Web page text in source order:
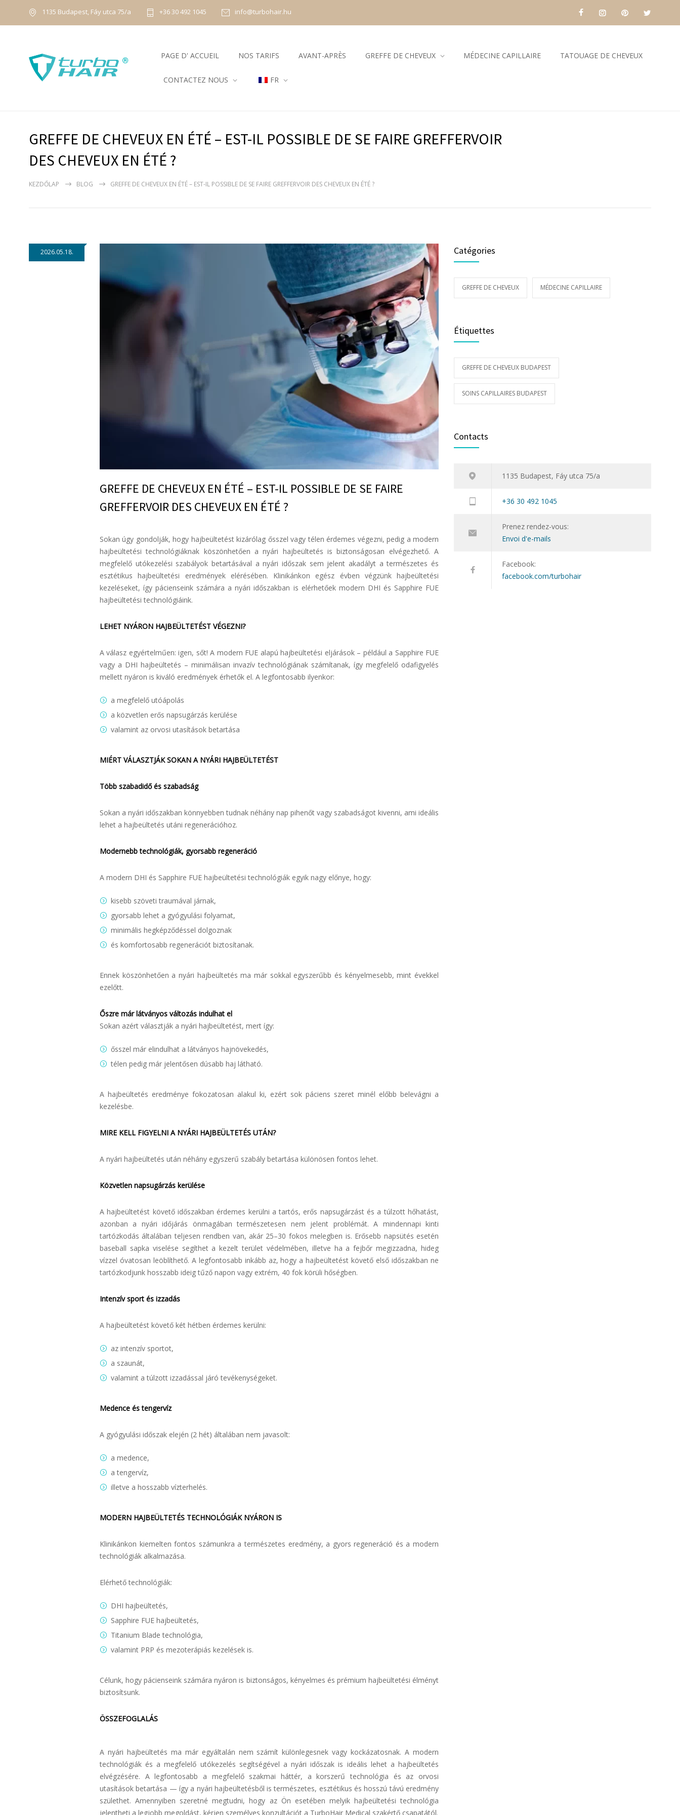
1135 Budapest, Fáy utca 75/a +36 30 492 1045 info@turbohair.hu
PAGE D' ACCUEIL NOS TARIFS AVANT-APRÈS GREFFE DE CHEVEUX MÉDECINE CAPILLAIRE TATOUAGE DE CHEVEUX
CONTACTEZ NOUS FR
GREFFE DE CHEVEUX EN ÉTÉ – EST-IL POSSIBLE DE SE FAIRE GREFFERVOIR
DES CHEVEUX EN ÉTÉ ?
KEZDŐLAP BLOG GREFFE DE CHEVEUX EN ÉTÉ – EST-IL POSSIBLE DE SE FAIRE GREFFERVOIR DES CHEVEUX EN ÉTÉ ?
2026.05.18.
GREFFE DE CHEVEUX EN ÉTÉ – EST-IL POSSIBLE DE SE FAIRE
GREFFERVOIR DES CHEVEUX EN ÉTÉ ?
Sokan úgy gondolják, hogy hajbeültetést kizárólag ősszel vagy télen érdemes végezni, pedig a modern
hajbeültetési technológiáknak köszönhetően a nyári hajbeültetés is biztonságosan elvégezhető. A
megfelelő utókezelési szabályok betartásával a nyári időszak sem jelent akadályt a természetes és
esztétikus hajbeültetési eredmények elérésében. Klinikánkon egész évben végzünk hajbeültetési
kezeléseket, így pácienseink számára a nyári időszakban is elérhetőek modern DHI és Sapphire FUE
hajbeültetési technológiáink.
LEHET NYÁRON HAJBEÜLTETÉST VÉGEZNI?
A válasz egyértelműen: igen, sőt! A modern FUE alapú hajbeültetési eljárások – például a Sapphire FUE
vagy a DHI hajbeültetés – minimálisan invazív technológiának számítanak, így megfelelő odafigyelés
mellett nyáron is kiváló eredmények érhetők el. A legfontosabb ilyenkor:
a megfelelő utóápolás
a közvetlen erős napsugárzás kerülése
valamint az orvosi utasítások betartása
MIÉRT VÁLASZTJÁK SOKAN A NYÁRI HAJBEÜLTETÉST
Több szabadidő és szabadság
Sokan a nyári időszakban könnyebben tudnak néhány nap pihenőt vagy szabadságot kivenni, ami ideális
lehet a hajbeültetés utáni regenerációhoz.
Modernebb technológiák, gyorsabb regeneráció
A modern DHI és Sapphire FUE hajbeültetési technológiák egyik nagy előnye, hogy:
kisebb szöveti traumával járnak,
gyorsabb lehet a gyógyulási folyamat,
minimális hegképződéssel dolgoznak
és komfortosabb regenerációt biztosítanak.
Ennek köszönhetően a nyári hajbeültetés ma már sokkal egyszerűbb és kényelmesebb, mint évekkel
ezelőtt.
Őszre már látványos változás indulhat el
Sokan azért választják a nyári hajbeültetést, mert így:
ősszel már elindulhat a látványos hajnövekedés,
télen pedig már jelentősen dúsabb haj látható.
A hajbeültetés eredménye fokozatosan alakul ki, ezért sok páciens szeret minél előbb belevágni a
kezelésbe.
MIRE KELL FIGYELNI A NYÁRI HAJBEÜLTETÉS UTÁN?
A nyári hajbeültetés után néhány egyszerű szabály betartása különösen fontos lehet.
Közvetlen napsugárzás kerülése
A hajbeültetést követő időszakban érdemes kerülni a tartós, erős napsugárzást és a túlzott hőhatást,
azonban a nyári időjárás önmagában természetesen nem jelent problémát. A mindennapi kinti
tartózkodás általában teljesen rendben van, akár 25–30 fokos melegben is. Erősebb napsütés esetén
baseball sapka viselése segíthet a kezelt terület védelmében, illetve ha a fejbőr megizzadna, hideg
vízzel óvatosan leöblíthető. A legfontosabb inkább az, hogy a hajbeültetést követő első időszakban ne
tartózkodjunk hosszabb ideig tűző napon vagy extrém, 40 fok körüli hőségben.
Intenzív sport és izzadás
A hajbeültetést követő két hétben érdemes kerülni:
az intenzív sportot,
a szaunát,
valamint a túlzott izzadással járó tevékenységeket.
Medence és tengervíz
A gyógyulási időszak elején (2 hét) általában nem javasolt:
a medence,
a tengervíz,
illetve a hosszabb vízterhelés.
MODERN HAJBEÜLTETÉS TECHNOLÓGIÁK NYÁRON IS
Klinikánkon kiemelten fontos számunkra a természetes eredmény, a gyors regeneráció és a modern
technológiák alkalmazása.
Elérhető technológiák:
DHI hajbeültetés,
Sapphire FUE hajbeültetés,
Titanium Blade technológia,
valamint PRP és mezoterápiás kezelések is.
Célunk, hogy pácienseink számára nyáron is biztonságos, kényelmes és prémium hajbeültetési élményt
biztosítsunk.
ÖSSZEFOGLALÁS
A nyári hajbeültetés ma már egyáltalán nem számít különlegesnek vagy kockázatosnak. A modern
technológiák és a megfelelő utókezelés segítségével a nyári időszak is ideális lehet a hajbeültetés
elvégzésére. A legfontosabb a megfelelő szakmai háttér, a korszerű technológia és az orvosi
utasítások betartása — így a nyári hajbeültetésből is természetes, esztétikus és hosszú távú eredmény
születhet. Amennyiben szeretné megtudni, hogy az Ön esetében melyik hajbeültetési technológia
jelentheti a legjobb megoldást, kérjen személyes konzultációt a TurboHair Medical szakértő csapatától.
Catégories
GREFFE DE CHEVEUX MÉDECINE CAPILLAIRE
Étiquettes
GREFFE DE CHEVEUX BUDAPEST
SOINS CAPILLAIRES BUDAPEST
Contacts
1135 Budapest, Fáy utca 75/a
+36 30 492 1045
Prenez rendez-vous:
Envoi d'e-mails
Facebook:
facebook.com/turbohair